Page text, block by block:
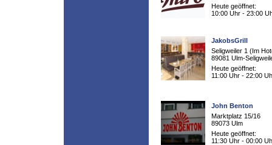
Heute geöffnet:
10:00 Uhr - 23:00
JakobsGrill
Seligweiler 1 (Im
89081 Ulm-
Heute geöffnet:
11:00 Uhr - 22:00
John Benton
Marktplatz 15/16
89073 Ulm
Heute geöffnet:
11:30 Uhr - 00:00